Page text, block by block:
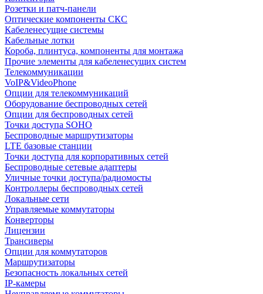
Розетки и патч-панели
Оптические компоненты СКС
Кабеленесущие системы
Кабельные лотки
Короба, плинтуса, компоненты для монтажа
Прочие элементы для кабеленесущих систем
Телекоммуникации
VoIP&VideoPhone
Опции для телекоммуникаций
Оборудование беспроводных сетей
Опции для беспроводных сетей
Точки доступа SOHO
Беспроводные маршрутизаторы
LTE базовые станции
Точки доступа для корпоративных сетей
Беспроводные сетевые адаптеры
Уличные точки доступа/радиомосты
Контроллеры беспроводных сетей
Локальные сети
Управляемые коммутаторы
Конверторы
Лицензии
Трансиверы
Опции для коммутаторов
Маршрутизаторы
Безопасность локальных сетей
IP-камеры